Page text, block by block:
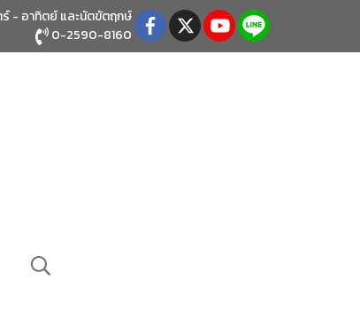
ร์ - อาทิตย์และนัตขัตฤกษ์
0-2590-8160